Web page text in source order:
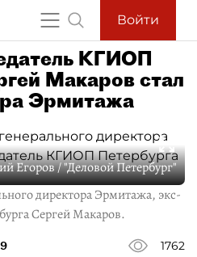
Войти
КГИОП
Макаров стал
Эрмитажа
Егоров / "Деловой Петербург"
директора Эрмитажа, экс-
Сергей Макаров.
1762